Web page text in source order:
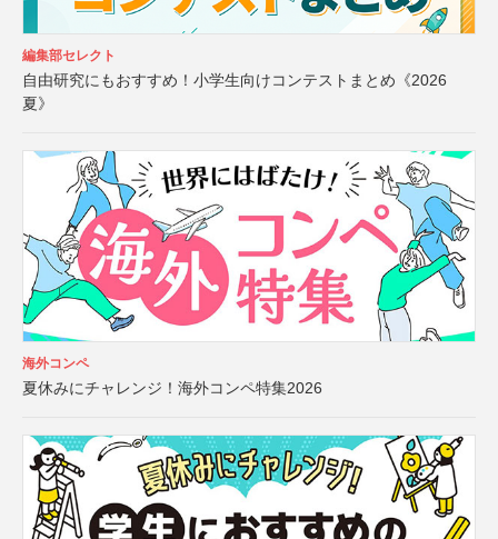
編集部セレクト
自由研究にもおすすめ！小学生向けコンテストまとめ《2026
夏》
海外コンペ
夏休みにチャレンジ！海外コンペ特集2026